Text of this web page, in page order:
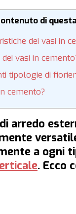
di
dei vasi in
vasi in
tipologie di
cemento?
arredo
a ogni
. Ecco